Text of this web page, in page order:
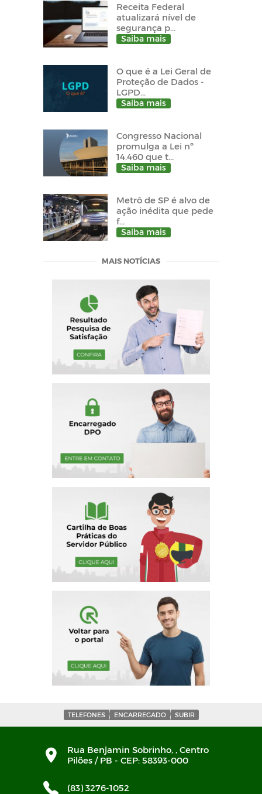
Receita Federal
atualizará nível de
segurança p...
Saiba mais
O que é a Lei Geral de
Proteção de Dados -
LGPD...
Saiba mais
Congresso Nacional
promulga a Lei nº
14.460 que t...
Saiba mais
Metrô de SP é alvo de
ação inédita que pede
f...
Saiba mais
MAIS NOTÍCIAS
TELEFONES ENCARREGADO SUBIR
Rua Benjamin Sobrinho, , Centro
Pilões / PB - CEP: 58393-000
(83) 3276-1052